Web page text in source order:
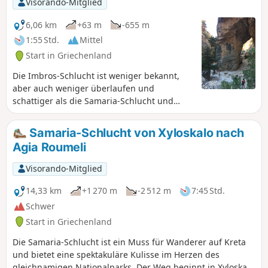
Visorando-Mitglied
6,06 km
+63 m
-655 m
1:55 Std.
Mittel
Start in Griechenland
Die Imbros-Schlucht ist weniger bekannt,
aber auch weniger überlaufen und
schattiger als die Samaria-Schlucht und
bietet einen schönen Abstieg fast bis zum
Libyschen Meer.Wir haben diesen Abstieg
mitten im August an einem ziemlich heißen
Tag gemacht und haben überhaupt nicht
unter der Hitze gelitten, da wir um 8:30 Uhr
gestartet sind und 80 % der Zeit im Schatten
waren.Der Abstieg dauerte 2 Stunden, wobei
wir uns Zeit ließen (Fotos).Der Abstieg kostet
10 € pro Person (am Eingang des Abstiegs
befindet sich eine kleine Hütte mit einer
Person)und das Taxi für den Aufstieg kostet
25 € ...
Samaria-Schlucht von Xyloskalo nach
Agia Roumeli
Visorando-Mitglied
14,33 km
+1 270 m -2 512 m
7:45 Std.
Schwer
Start in Griechenland
Die Samaria-Schlucht ist ein Muss für Wanderer auf Kreta
und bietet eine spektakuläre Kulisse im Herzen des